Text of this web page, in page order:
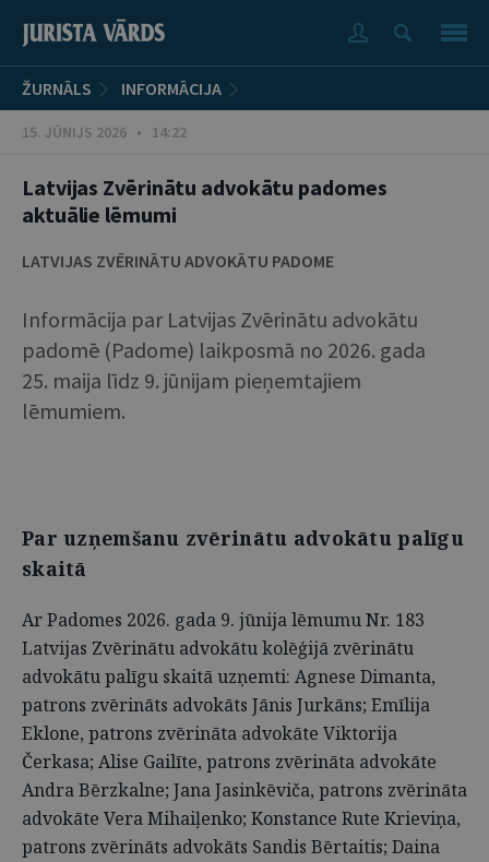
ŽURNĀLS INFORMĀCIJA
15. JŪNIJS 2026 • 14:22
Latvijas Zvērinātu advokātu padomes
aktuālie lēmumi
LATVIJAS ZVĒRINĀTU ADVOKĀTU PADOME
Informācija par Latvijas Zvērinātu advokātu
padomē (Padome) laikposmā no 2026. gada
25. maija līdz 9. jūnijam pieņemtajiem
lēmumiem.
Par uzņemšanu zvērinātu advokātu palīgu
skaitā
Ar Padomes 2026. gada 9. jūnija lēmumu Nr. 183
Latvijas Zvērinātu advokātu kolēģijā zvērinātu
advokātu palīgu skaitā uzņemti: Agnese Dimanta,
patrons zvērināts advokāts Jānis Jurkāns; Emīlija
Eklone, patrons zvērināta advokāte Viktorija
Čerkasa; Alise Gailīte, patrons zvērināta advokāte
Andra Bērzkalne; Jana Jasinkēviča, patrons zvērināta
advokāte Vera Mihaiļenko; Konstance Rute Krieviņa,
patrons zvērināts advokāts Sandis Bērtaitis; Daina